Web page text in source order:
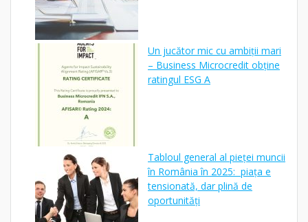
Un jucător mic cu ambiții mari
– Business Microcredit obține
ratingul ESG A
Tabloul general al pieței muncii
în România în 2025: piața e
tensionată, dar plină de
oportunități